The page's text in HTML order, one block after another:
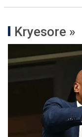
Kryesore »